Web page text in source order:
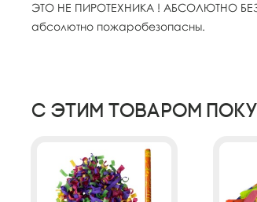
ЭТО НЕ ПИРОТЕХНИКА ! АБСОЛЮТНО
абсолютно пожаробезопасны.
С этим товаром